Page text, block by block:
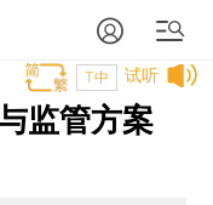
试听
T中
监管方案